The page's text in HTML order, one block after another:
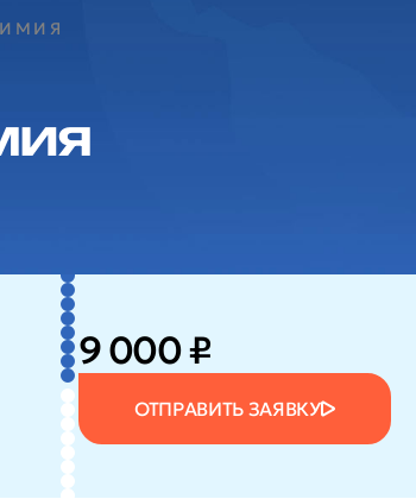
9 000 ₽
ОТПРАВИТЬ ЗАЯВКУ